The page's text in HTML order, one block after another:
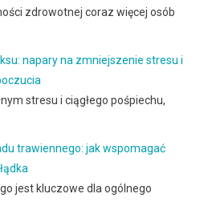
zdrowotnej coraz więcej osób
napary na zmniejszenie stresu i
stresu i ciągłego pośpiechu,
trawiennego: jak wspomagać
jest kluczowe dla ogólnego